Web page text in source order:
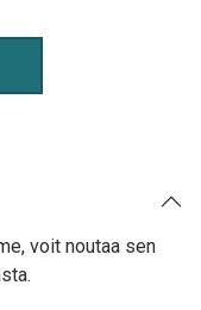
voit noutaa sen